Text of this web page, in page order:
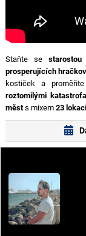
Staňte se starostou
prosperujících
kostiček a
roztomilými
městs mixem 23